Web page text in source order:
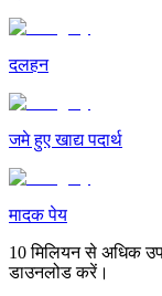
दलहन
जमे हुए खाद्य पदार्थ
मादक पेय
10 मिलियन से अधिक
डाउनलोड करें।